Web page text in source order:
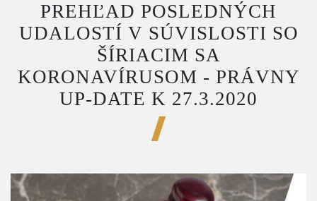
PREHĽAD POSLEDNÝCH
UDALOSTÍ V SÚVISLOSTI SO
ŠÍRIACIM SA
KORONAVÍRUSOM - PRÁVNY
UP-DATE K 27.3.2020